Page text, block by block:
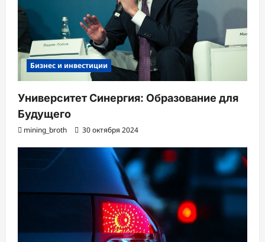
Бизнес и инвестиции
Университет Синергия: Образование для
Будущего
mining_broth 30 октября 2024